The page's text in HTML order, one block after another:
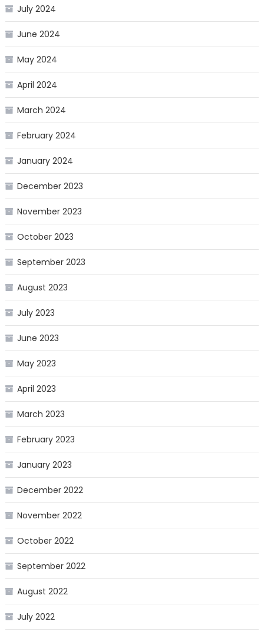
July 2024
June 2024
May 2024
April 2024
March 2024
February 2024
January 2024
December 2023
November 2023
October 2023
September 2023
August 2023
July 2023
June 2023
May 2023
April 2023
March 2023
February 2023
January 2023
December 2022
November 2022
October 2022
September 2022
August 2022
July 2022